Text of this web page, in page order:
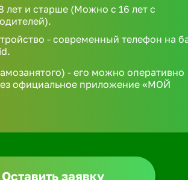
лет и старше (Можно с 16 лет с
- современный телефон на
- его можно оперативно
официальное приложение «МОЙ
Оставить заявку